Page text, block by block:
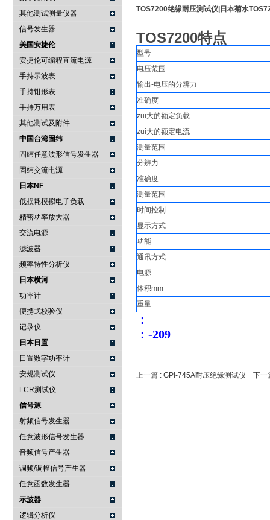
其他测试测量仪器
信号发生器
美国安捷伦
安捷伦可编程直流电源
手持示波表
手持钳形表
手持万用表
其他测试及附件
中国台湾固纬
固纬任意波形信号发生器
固纬交流电源
日本NF
低损耗模拟电子负载
精密功率放大器
交流电源
滤波器
频率特性分析仪
日本横河
功率计
便携式校验仪
记录仪
日本日置
日置数字功率计
安规测试仪
LCR测试仪
信号源
射频信号发生器
任意波形信号发生器
音频信号产生器
调频/调幅信号产生器
任意函数发生器
示波器
逻辑分析仪
TOS7200绝缘耐压测试仪|日本菊水
TOS7200特点
型号
电压范围
输出-电压的分辨力
准确度
zui大的额定负载
zui大的额定电流
测量范围
分辨力
准确度
测量范围
时间控制
显示方式
功能
通讯方式
电源
体积mm
重量
：
： -209
上一篇 : GPI-745A耐压绝缘测试仪 下一